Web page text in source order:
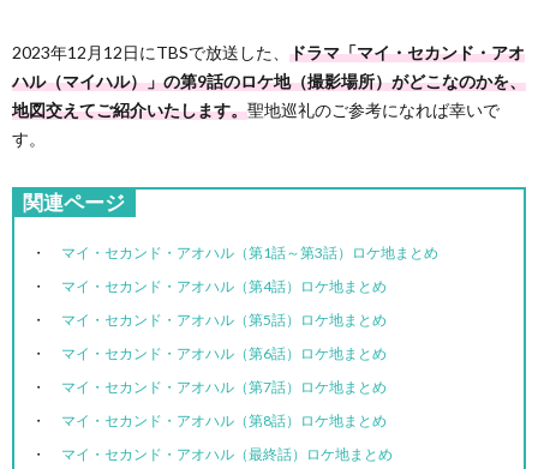
2023年12月12日にTBSで放送した、 ドラマ「マイ・セカンド・アオ
ハル（マイハル）」の第9話のロケ地（撮影場所）がどこなのかを、
地図交えてご紹介いたします。聖地巡礼のご参考になれば幸いで
す。
関連ページ
マイ・セカンド・アオハル（第1話～第3話）ロケ地まとめ
マイ・セカンド・アオハル（第4話）ロケ地まとめ
マイ・セカンド・アオハル（第5話）ロケ地まとめ
マイ・セカンド・アオハル（第6話）ロケ地まとめ
マイ・セカンド・アオハル（第7話）ロケ地まとめ
マイ・セカンド・アオハル（第8話）ロケ地まとめ
マイ・セカンド・アオハル（最終話）ロケ地まとめ